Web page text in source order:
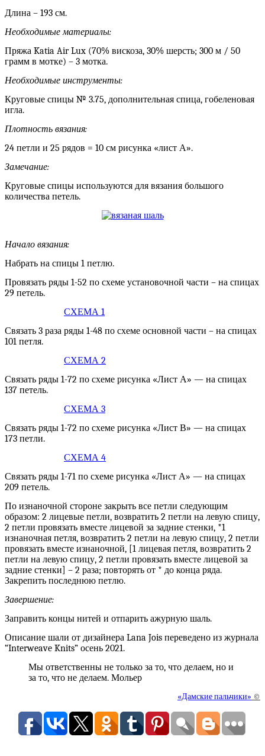
Длина – 193 см.
Необходимые материалы:
Пряжа Katia Air Lux (70% вискоза, 30% шерсть; 300 м / 50
грамм в мотке) – 3 мотка.
Необходимые инструменты:
Круговые спицы № 3.75, дополнительная спица, гобеленовая
игла.
Плотность вязания:
24 петли и 25 рядов = 10 см рисунка «лист А».
Замечание:
Круговые спицы используются для вязания большого
количества петель.
Начало вязания:
Набрать на спицы 1 петлю.
Провязать ряды 1-52 по схеме установочной части – на спицах
29 петель.
СХЕМА 1
Связать 3 раза ряды 1-48 по схеме основной части – на спицах
101 петля.
СХЕМА 2
Связать ряды 1-72 по схеме рисунка «Лист А» — на спицах
137 петель.
СХЕМА 3
Связать ряды 1-72 по схеме рисунка «Лист В» — на спицах
173 петли.
СХЕМА 4
Связать ряды 1-71 по схеме рисунка «Лист А» — на спицах
209 петель.
По изнаночной стороне закрыть все петли следующим
образом: 2 лицевые петли, возвратить 2 петли на левую спицу,
2 петли провязать вместе лицевой за задние стенки, *1
изнаночная петля, возвратить 2 петли на левую спицу, 2 петли
провязать вместе изнаночной, [1 лицевая петля, возвратить 2
петли на левую спицу, 2 петли провязать вместе лицевой за
задние стенки] – 2 раза; повторять от * до конца ряда.
Закрепить последнюю петлю.
Завершение:
Заправить концы нитей и отпарить ажурную шаль.
Описание шали от дизайнера Lana Jois переведено из журнала
“Interweave Knits” осень 2021.
Мы ответственны не только за то, что делаем, но и
за то, что не делаем. Мольер
«Дамские пальчики» ©